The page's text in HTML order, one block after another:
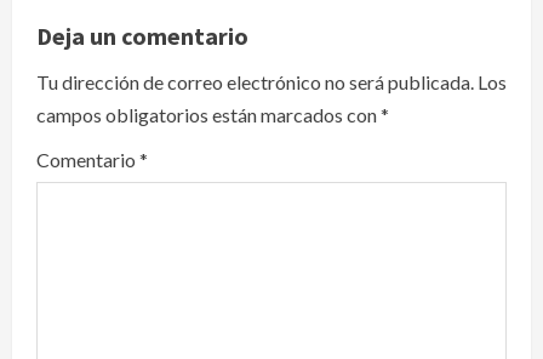
v
i
g
a
Deja un comentario
Tu dirección de correo electrónico no será publicada. Los
campos obligatorios están marcados con*
Comentario *